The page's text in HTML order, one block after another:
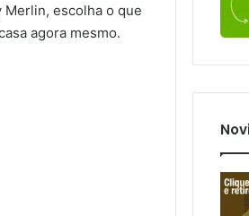
escolha o que
agora mesmo.